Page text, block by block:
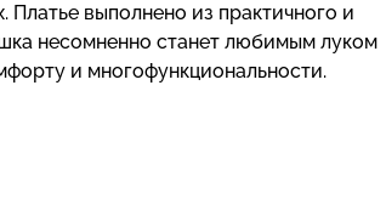
Платье выполнено из практичного и
несомненно станет любимым луком
и многофункциональности.